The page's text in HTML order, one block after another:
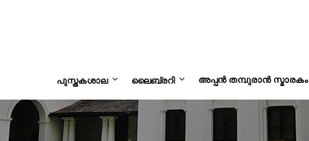
പുസ്തകശാല ലൈബ്രറി അപ്പൻ തമ്പുരാൻ സ്മാരകം